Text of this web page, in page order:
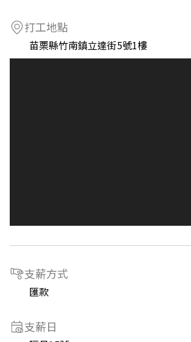
打工地點
苗栗縣竹南鎮立達街5號1樓
支薪方式
匯款
支薪日